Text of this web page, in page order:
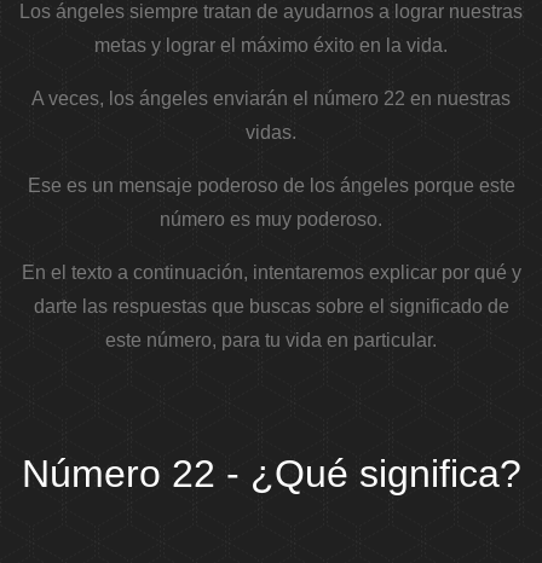
Los ángeles siempre tratan de ayudarnos a lograr nuestras
metas y lograr el máximo éxito en la vida.
A veces, los ángeles enviarán el número 22 en nuestras
vidas.
Ese es un mensaje poderoso de los ángeles porque este
número es muy poderoso.
En el texto a continuación, intentaremos explicar por qué y
darte las respuestas que buscas sobre el significado de
este número, para tu vida en particular.
Número 22 - ¿Qué significa?